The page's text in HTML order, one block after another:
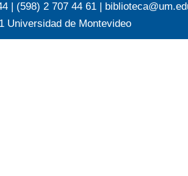
| (598) 2 707 44 61 |
Universidad de Montevideo